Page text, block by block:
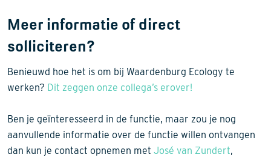
Meer informatie of direct
solliciteren?
Benieuwd hoe het is om bij Waardenburg Ecology te
werken? Dit zeggen onze collega’s erover!
Ben je geïnteresseerd in de functie, maar zou je nog
aanvullende informatie over de functie willen ontvangen
dan kun je contact opnemen met José van Zundert,